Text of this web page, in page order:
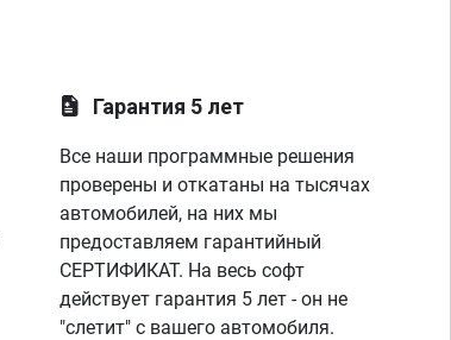
Гарантия 5 лет
Все наши программные решения
проверены и откатаны на тысячах
автомобилей, на них мы
предоставляем гарантийный
СЕРТИФИКАТ. На весь софт
действует гарантия 5 лет - он не
"слетит" с вашего автомобиля.